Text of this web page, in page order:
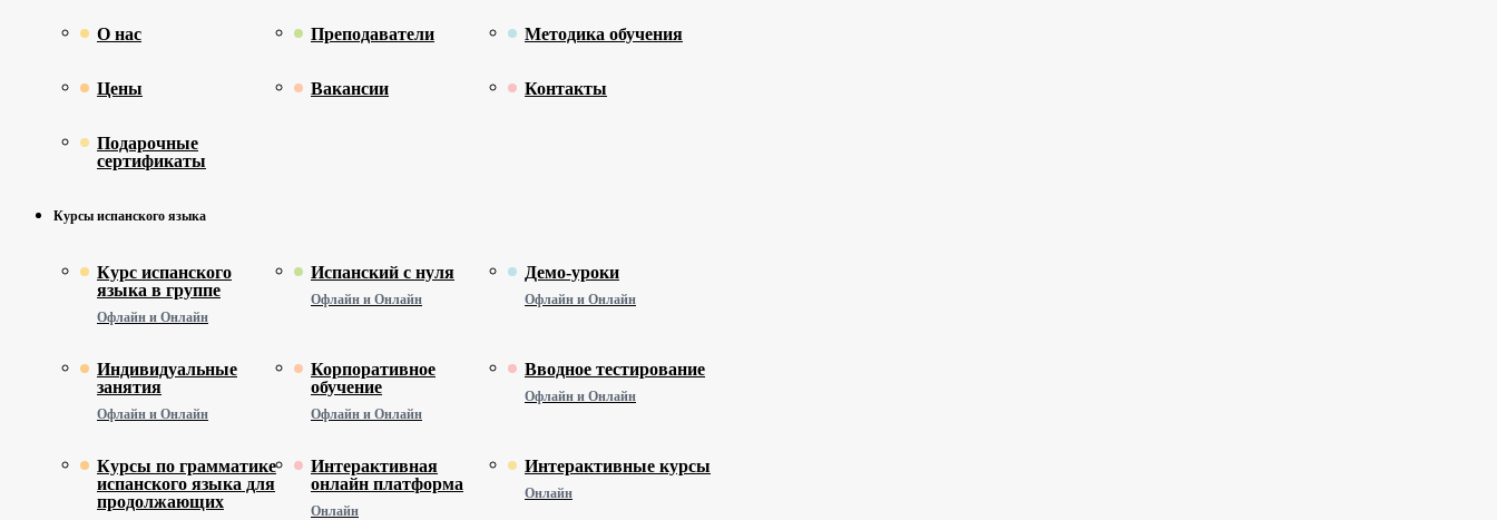
О нас Преподаватели Методика обучения
Цены Вакансии Контакты
Подарочные
сертификаты
Курсы испанского языка
Курс испанского
языка в группе
Офлайн и Онлайн
Испанский с нуля
Офлайн и Онлайн
Демо-уроки
Офлайн и Онлайн
Индивидуальные
занятия
Офлайн и Онлайн
Корпоративное
обучение
Офлайн и Онлайн
Вводное тестирование
Офлайн и Онлайн
Курсы по грамматике
испанского языка для
продолжающих
Интерактивная
онлайн платформа
Онлайн
Интерактивные курсы
Онлайн